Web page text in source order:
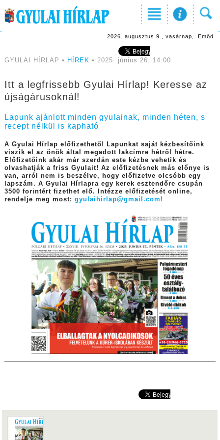
2026. augusztus 9., vasárnap, Emőd
GYULAI HÍRLAP • HÍREK • 2025. június 26. 14:00
Itt a legfrissebb Gyulai Hírlap! Keresse az
újságárusoknál!
Lapunk ajánlott minden gyulainak, minden héten, s
recept nélkül is kapható
A Gyulai Hírlap előfizethető! Lapunkat saját kézbesítőink
viszik el az önök által megadott lakcímre hétről hétre.
Előfizetőink akár már szerdán este kézbe vehetik és
olvashatják a friss Gyulait! Az előfizetésnek más előnye is
van, arról nem is beszélve, hogy előfizetve olcsóbb egy
lapszám. A Gyulai Hírlapra egy kerek esztendőre csupán
3500 forintért fizethet elő. Intézze előfizetését online,
rendelje meg most: gyulaihirlap@gmail.com!